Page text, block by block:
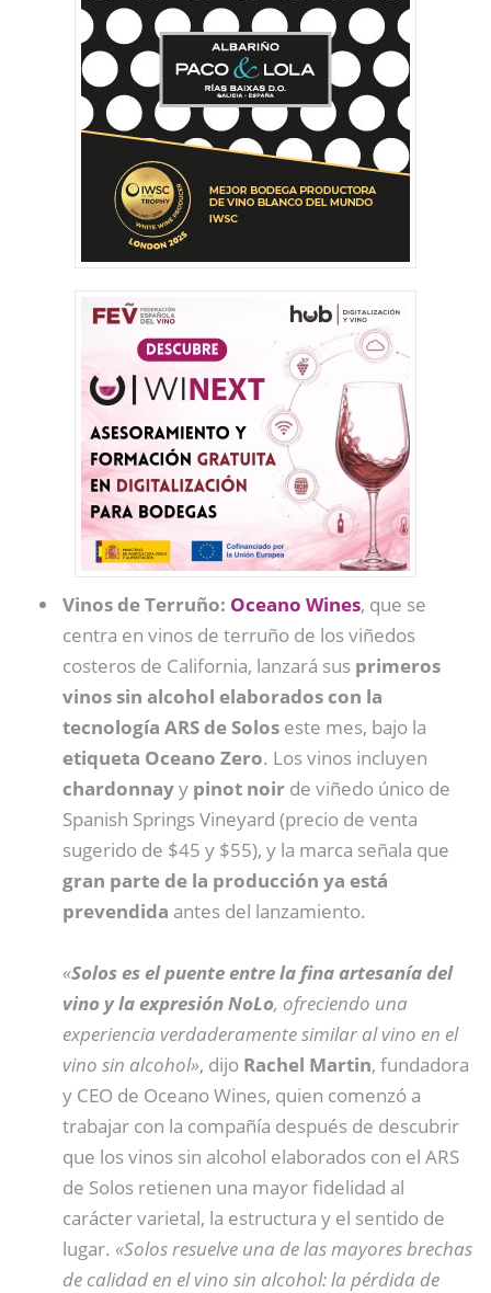
Vinos de Terruño: Oceano Wines, que se
centra en vinos de terruño de los viñedos
costeros de California, lanzará sus primeros
vinos sin alcohol elaborados con la
tecnología ARS de Solos este mes, bajo la
etiqueta Oceano Zero. Los vinos incluyen
chardonnayy pinot noir de viñedo único de
Spanish Springs Vineyard (precio de venta
sugerido de $45 y $55), y la marca señala que
gran parte de la producción ya está
prevendida antes del lanzamiento.
«Solos es el puente entre la fina artesanía del
vino y la expresión NoLo, ofreciendo una
experiencia verdaderamente similar al vino en el
vino sin alcohol», dijo Rachel Martin, fundadora
y CEO de Oceano Wines, quien comenzó a
trabajar con la compañía después de descubrir
que los vinos sin alcohol elaborados con el ARS
de Solos retienen una mayor fidelidad al
carácter varietal, la estructura y el sentido de
lugar. «Solos resuelve una de las mayores brechas
de calidad en el vino sin alcohol: la pérdida de